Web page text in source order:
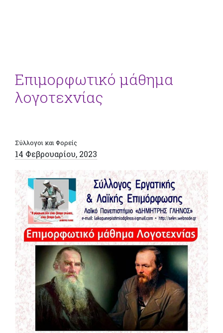
Επιμορφωτικό μάθημα
λογοτεχνίας
Σύλλογοι και Φορείς
14 Φεβρουαρίου, 2023